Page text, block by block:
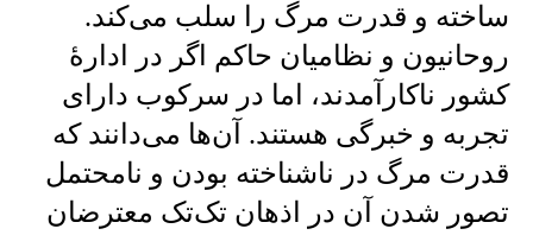
ساخته و قدرت مرگ را سلب می‌کند.
روحانیون و نظامیان حاکم اگر در ادارهٔ
کشور ناکارآمدند، اما در سرکوب دارای
تجربه و خبرگی هستند. آن‌ها می‌دانند که
قدرت مرگ در ناشناخته بودن و نا‌محتمل
تصور شدن آن در اذهان تک‌تک معترضان